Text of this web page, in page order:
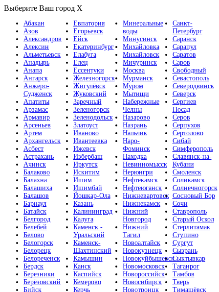
Выберите Ваш город X
Абакан
Азов
Александров
Алексин
Альметьевск
Анадырь
Анапа
Ангарск
Анжеро-
Судженск
Апатиты
Арзамас
Армавир
Арсеньев
Артем
Архангельск
Асбест
Астрахань
Ачинск
Балаково
Балахна
Балашиха
Балашов
Барнаул
Батайск
Белгород
Белебей
Белово
Белогорск
Белорецк
Белореченск
Бердск
Березники
Берёзовский
Бийск
Евпатория
Егорьевск
Ейск
Екатеринбург
Елабуга
Елец
Ессентуки
Железногорск
Жигулёвск
Жуковский
Заречный
Зеленогорск
Зеленодольск
Златоуст
Иваново
Ивантеевка
Ижевск
Избербаш
Иркутск
Искитим
Ишим
Ишимбай
Йошкар-Ола
Казань
Калининград
Калуга
Каменск -
Уральский
Каменск-
Шахтинский
Камышин
Канск
Каспийск
Кемерово
Керчь
Минеральные
воды
Минусинск
Михайловка
Михайловск
Мичуринск
Москва
Мурманск
Муром
Мытищи
Набережные
Челны
Назарово
Назрань
Нальчик
Наро-
Фоминск
Находка
Невинномысск
Нерюнгри
Нефтекамск
Нефтеюганск
Нижневартовск
Нижнекамск
Нижний
Новгород
Нижний
Тагил
Новоалтайск
Новокузнецк
Новокуйбышевск
Новомосковск
Новороссийск
Новосибирск
Новотроицк
Санкт-
Петербург
Саранск
Сарапул
Саратов
Саров
Свободный
Севастополь
Северодвинск
Северск
Сергиев
Посад
Серов
Серпухов
Сертолово
Сибай
Симферополь
Славянск-на-
Кубани
Смоленск
Соликамск
Солнечногорск
Сосновый Бор
Сочи
Ставрополь
Старый Оскол
Стерлитамак
Ступино
Сургут
Сызрань
Сыктывкар
Таганрог
Тамбов
Тверь
Тимашёвск